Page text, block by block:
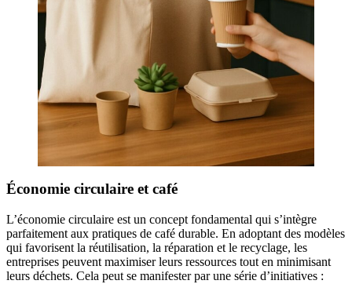
Économie circulaire et café
L’économie circulaire est un concept fondamental qui s’intègre
parfaitement aux pratiques de café durable. En adoptant des modèles
qui favorisent la réutilisation, la réparation et le recyclage, les
entreprises peuvent maximiser leurs ressources tout en minimisant
leurs déchets. Cela peut se manifester par une série d’initiatives :